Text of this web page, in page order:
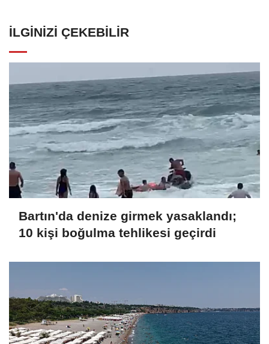
İLGINIZI ÇEKEBILIR
Bartın'da denize girmek yasaklandı;
10 kişi boğulma tehlikesi geçirdi